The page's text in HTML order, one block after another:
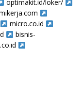
optimakit.id/loker/
micro.co.id
bisnis-